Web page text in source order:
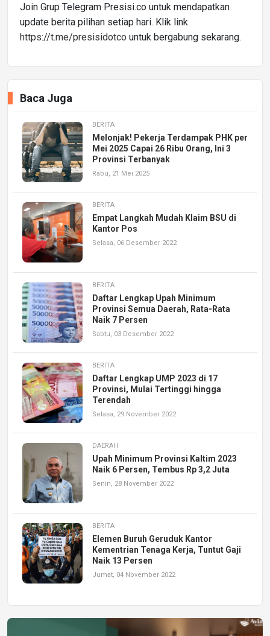
Join Grup Telegram Presisi.co untuk mendapatkan
update berita pilihan setiap hari. Klik link
https://t.me/presisidotco untuk bergabung sekarang.
Baca Juga
BERITA
Melonjak! Pekerja Terdampak PHK per
Mei 2025 Capai 26 Ribu Orang, Ini 3
Provinsi Terbanyak
Rabu, 21 Mei 2025
BERITA
Empat Langkah Mudah Klaim BSU di
Kantor Pos
Selasa, 06 Desember 2022
BERITA
Daftar Lengkap Upah Minimum
Provinsi Semua Daerah, Rata-Rata
Naik 7 Persen
Sabtu, 03 Desember 2022
BERITA
Daftar Lengkap UMP 2023 di 17
Provinsi, Mulai Tertinggi hingga
Terendah
Selasa, 29 November 2022
DAERAH
Upah Minimum Provinsi Kaltim 2023
Naik 6 Persen, Tembus Rp 3,2 Juta
Senin, 28 November 2022
BERITA
Elemen Buruh Geruduk Kantor
Kementrian Tenaga Kerja, Tuntut Gaji
Naik 13 Persen
Jumat, 04 November 2022